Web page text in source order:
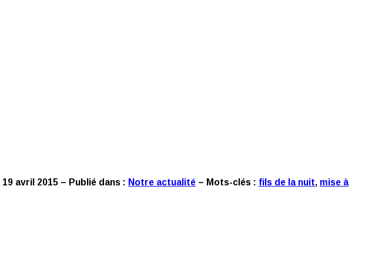
19 avril 2015 – Publié dans : Notre actualité – Mots-clés : fils de la nuit, mise à